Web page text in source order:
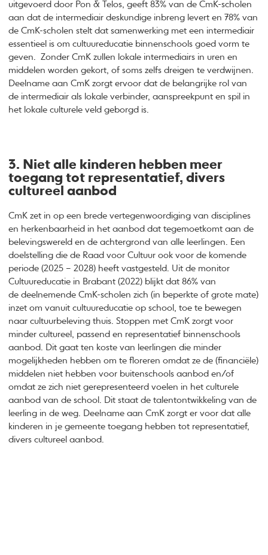
uitgevoerd door Pon & Telos, geeft 83% van de CmK-scholen
aan dat de intermediair deskundige inbreng levert en 78% van
de CmK-scholen stelt dat samenwerking met een intermediair
essentieel is om cultuureducatie binnenschools goed vorm te
geven. Zonder CmK zullen lokale intermediairs in uren en
middelen worden gekort, of soms zelfs dreigen te verdwijnen.
Deelname aan CmK zorgt ervoor dat de belangrijke rol van
de intermediair als lokale verbinder, aanspreekpunt en spil in
het lokale culturele veld geborgd is.
3. Niet alle kinderen hebben meer
toegang tot representatief, divers
cultureel aanbod
CmK zet in op een brede vertegenwoordiging van disciplines
en herkenbaarheid in het aanbod dat tegemoetkomt aan de
belevingswereld en de achtergrond van alle leerlingen. Een
doelstelling die de Raad voor Cultuur ook voor de komende
periode (2025 – 2028) heeft vastgesteld. Uit de monitor
Cultuureducatie in Brabant (2022) blijkt dat 86% van
de deelnemende CmK-scholen zich (in beperkte of grote mate)
inzet om vanuit cultuureducatie op school, toe te bewegen
naar cultuurbeleving thuis. Stoppen met CmK zorgt voor
minder cultureel, passend en representatief binnenschools
aanbod. Dit gaat ten koste van leerlingen die minder
mogelijkheden hebben om te floreren omdat ze de (financiële)
middelen niet hebben voor buitenschools aanbod en/of
omdat ze zich niet gerepresenteerd voelen in het culturele
aanbod van de school. Dit staat de talentontwikkeling van de
leerling in de weg. Deelname aan CmK zorgt er voor dat alle
kinderen in je gemeente toegang hebben tot representatief,
divers cultureel aanbod.